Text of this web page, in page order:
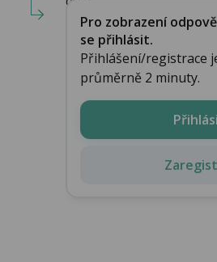
Pro zobrazení
se přihlásit.
Přihlášení/registrace
průměrně 2 minuty.